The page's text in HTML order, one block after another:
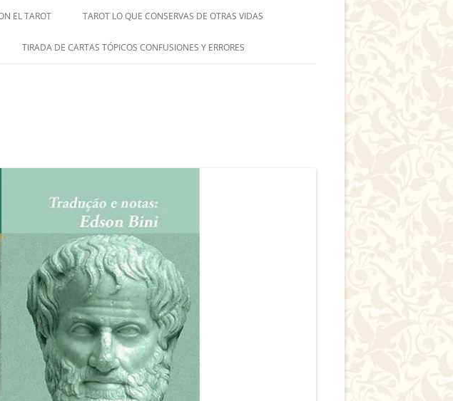
EL TAROT TAROT LO QUE CONSERVAS DE OTRAS VIDAS
TIRADA DE CARTAS TÓPICOS CONFUSIONES Y ERRORES